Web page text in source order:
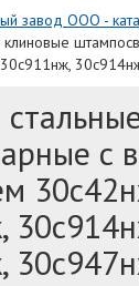
завод ООО -
клиновые
с